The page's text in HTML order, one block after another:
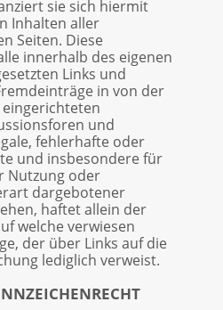
sie sich hiermit
Inhalten aller
Seiten. Diese
innerhalb des eigenen
Links und
in von der
und
fehlerhafte oder
und insbesondere für
Nutzung oder
dargebotener
haftet allein der
welche verwiesen
der über Links auf die
lediglich verweist.